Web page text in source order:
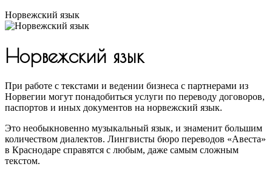
Норвежский язык
Норвежский язык
При работе с текстами и ведении бизнеса с партнерами из
Норвегии могут понадобиться услуги по переводу договоров,
паспортов и иных документов на норвежский язык.
Это необыкновенно музыкальный язык, и знаменит большим
количеством диалектов. Лингвисты бюро переводов «Авеста»
в Краснодаре справятся с любым, даже самым сложным
текстом.